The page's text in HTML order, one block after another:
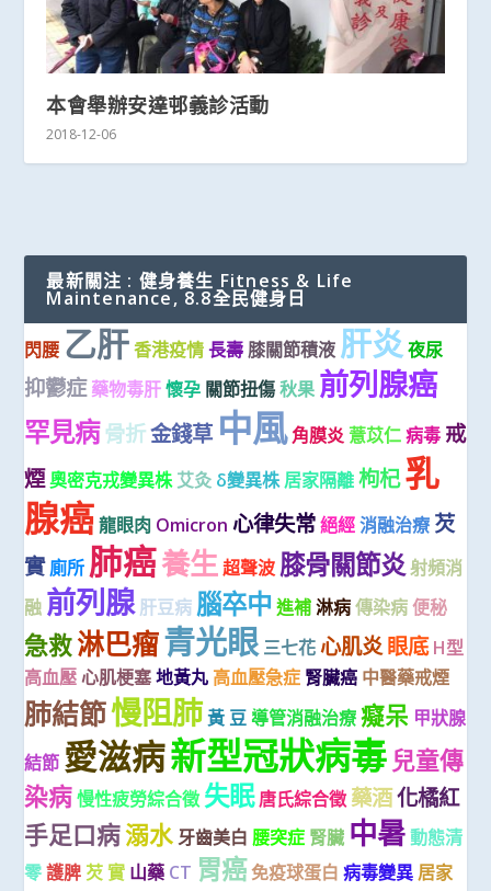
本會舉辦安達邨義診活動
2018-12-06
最新關注 : 健身養生 Fitness & Life
Maintenance, 8.8全民健身日
閃腰 乙肝 香港疫情 長壽 膝關節積液 肝炎 夜尿
抑鬱症 藥物毒肝 懷孕 關節扭傷 秋果 前列腺癌
罕見病骨折金錢草 中風 角膜炎 薏苡仁 病毒 戒
煙奧密克戎變異株 艾灸 δ變異株 居家隔離 枸杞乳
腺癌 龍眼肉 Omicron 心律失常 絕經 消融治療 芡
實 廁所 肺癌養生 超聲波 膝骨關節炎射頻消
融 前列腺 肝豆病 腦卒中 進補 淋病 傳染病 便秘
急救淋巴瘤青光眼 三七花 心肌炎眼底 H型
高血壓 心肌梗塞 地黃丸 高血壓急症 腎臟癌 中醫藥戒煙
肺結節慢阻肺黃 豆 導管消融治療 癡呆 甲狀腺
結節 愛滋病新型冠狀病毒 兒童傳
染病 慢性疲勞綜合徵 失眠 唐氏綜合徵藥酒化橘紅
手足口病溺水 牙齒美白 腰突症 腎臟 中暑 動態清
零 護脾 芡 實 山藥 CT 胃癌免疫球蛋白 病毒變異 居家